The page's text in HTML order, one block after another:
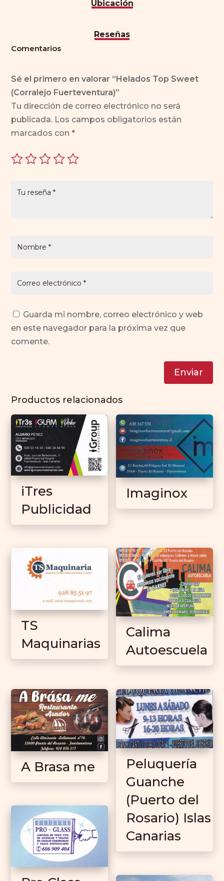
Ubicación
Reseñas
Comentarios
Sé el primero en valorar “Helados Top Sweet
(Corralejo Fuerteventura)”
Tu dirección de correo electrónico no será
publicada. Los campos obligatorios están
marcados con*
Guarda mi nombre, correo electrónico y web
en este navegador para la próxima vez que
comente.
Enviar
Productos relacionados
iTres
Publicidad
Imaginox
TS
Maquinarias
Calima
Autoescuela
A Brasa me
Peluquería
Guanche
(Puerto del
Rosario) Islas
Canarias